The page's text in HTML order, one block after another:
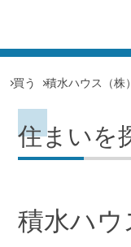
買う 積水ハウス（株
住まいを
積水ハウ